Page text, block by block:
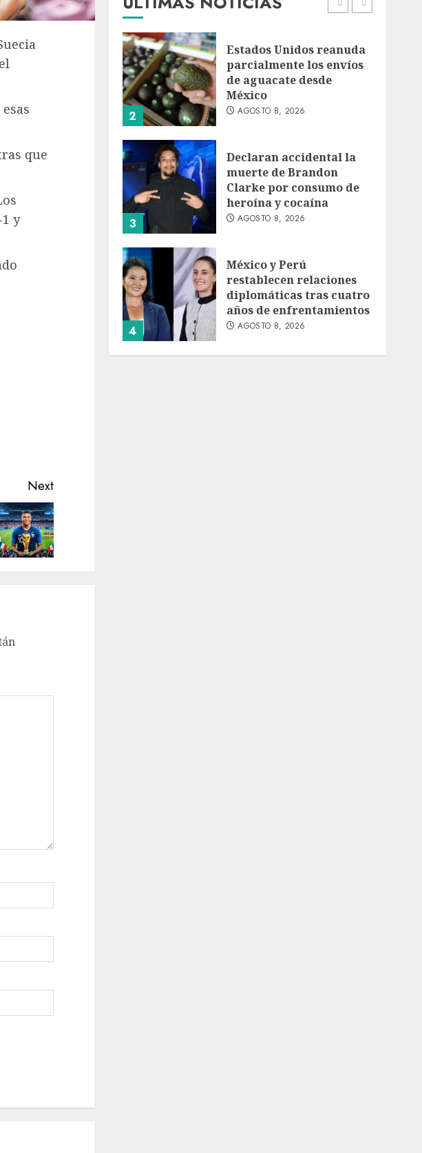
que
y
Next
1 AGOSTO 8, 2026
2
Estados Unidos reanuda
parcialmente los envíos
de aguacate desde
México
AGOSTO 8, 2026
3
Declaran accidental la
muerte de Brandon
Clarke por consumo de
heroína y cocaína
AGOSTO 8, 2026
4
México y Perú
restablecen relaciones
diplomáticas tras cuatro
años de enfrentamientos
AGOSTO 8, 2026